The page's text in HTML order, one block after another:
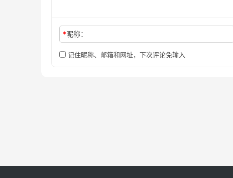
*昵称：
记住昵称、邮箱和网址，下次评论免输入